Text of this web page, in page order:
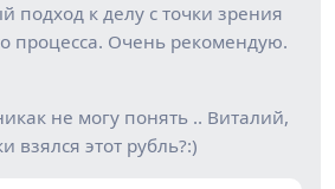
подход к делу с точки зрения
процесса. Очень рекомендую.
не могу понять .. Виталий,
взялся этот рубль?:)